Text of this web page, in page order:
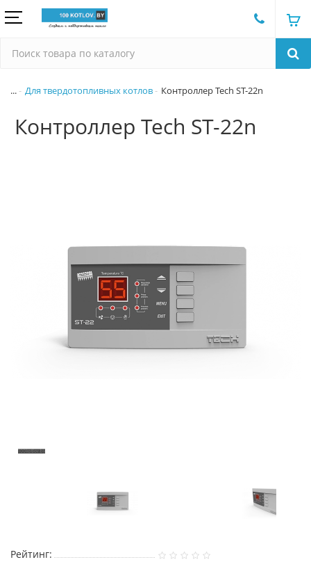
... Для твердотопливных котлов Контроллер Tech ST-22n
Контроллер Tech ST-22n
Рейтинг: